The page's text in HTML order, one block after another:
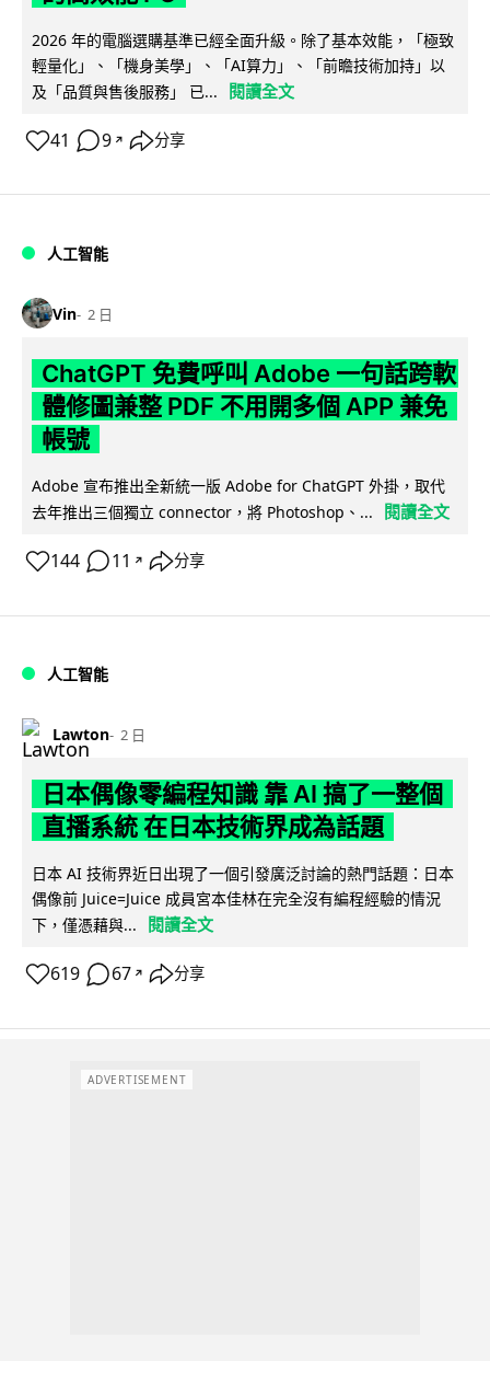
2026 年的電腦選購基準已經全面升級。除了基本效能，「極致
輕量化」、「機身美學」、「AI算力」、「前瞻技術加持」以
及「品質與售後服務」 已...
閱讀全文
41 9 ↗ 分享
人工智能
Vin 2 日
ChatGPT 免費呼叫 Adobe 一句話跨軟
體修圖兼整 PDF 不用開多個 APP 兼免
帳號
Adobe 宣布推出全新統一版 Adobe for ChatGPT 外掛，取代
去年推出三個獨立 connector，將 Photoshop、...
閱讀全文
144 11 ↗ 分享
人工智能
Lawton 2 日
日本偶像零編程知識 靠 AI 搞了一整個
直播系統 在日本技術界成為話題
日本 AI 技術界近日出現了一個引發廣泛討論的熱門話題：日本
偶像前 Juice=Juice 成員宮本佳林在完全沒有編程經驗的情況
下，僅憑藉與...
閱讀全文
619 67 ↗ 分享
ADVERTISEMENT